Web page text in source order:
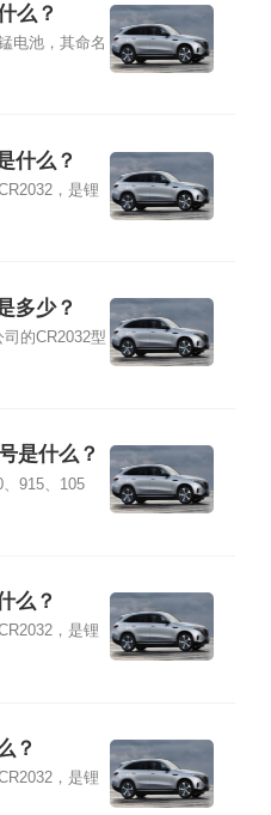
么？
电池，其命名
什么？
，是锂
多少？
的CR2032型
是什么？
915、105
么？
，是锂
？
，是锂